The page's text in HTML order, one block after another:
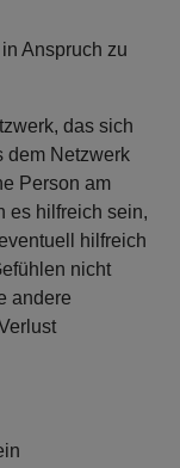
Anspruch zu
das sich
dem Netzwerk
Person am
es hilfreich sein,
hilfreich
nicht
andere